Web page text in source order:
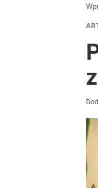
Jak Ewa
Naukowcy
Za gorąco w